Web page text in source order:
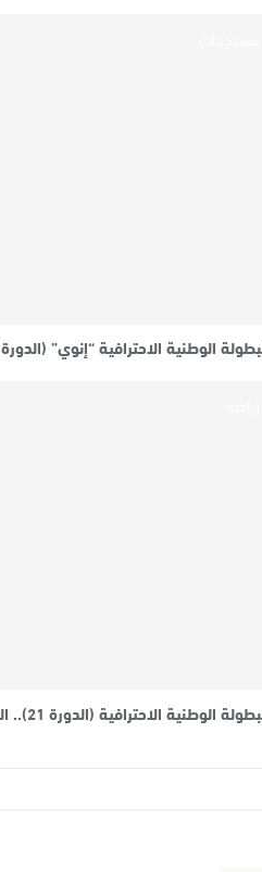
الوطنية الاحترافية “إنوي” (الدورة 26).. النتائج والترتيب
الوطنية الاحترافية (الدورة 21).. النتائج الكاملة والترتيب